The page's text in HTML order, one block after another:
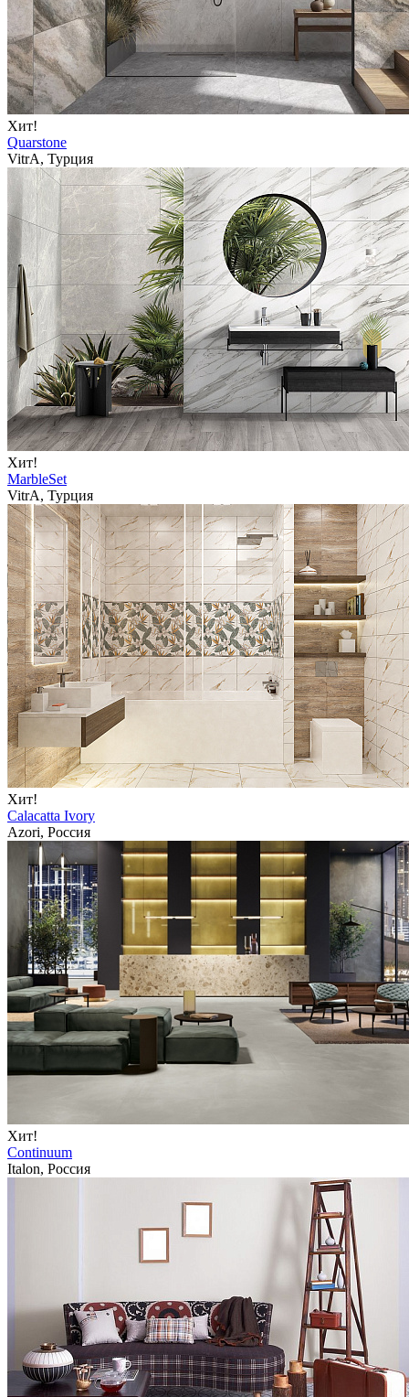
Хит!
Quarstone
VitrA, Турция
Хит!
MarbleSet
VitrA, Турция
Хит!
Calacatta Ivory
Azori, Россия
Хит!
Continuum
Italon, Россия